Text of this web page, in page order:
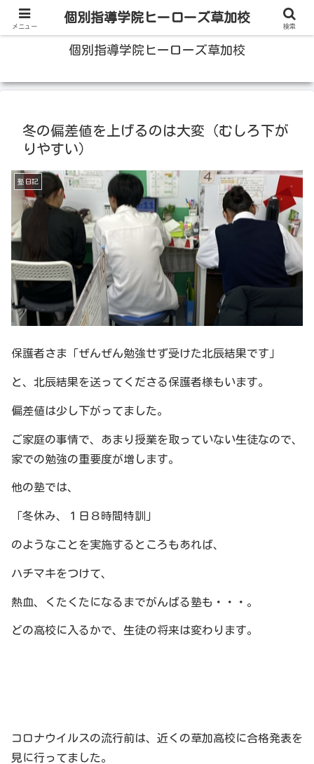
100人いたら100人の成績をあげる草加の個別指導塾
個別指導学院ヒーローズ草加校
冬の偏差値を上げるのは大変（むしろ下が
りやすい）
塾日記
保護者さま「ぜんぜん勉強せず受けた北辰結果です」
と、北辰結果を送ってくださる保護者様もいます。
偏差値は少し下がってました。
ご家庭の事情で、あまり授業を取っていない生徒なので、
家での勉強の重要度が増します。
他の塾では、
「冬休み、１日８時間特訓」
のようなことを実施するところもあれば、
ハチマキをつけて、
熱血、くたくたになるまでがんばる塾も・・・。
どの高校に入るかで、生徒の将来は変わります。
コロナウイルスの流行前は、近くの草加高校に合格発表を
見に行ってました。
メニュー
個別指導学院ヒーローズ草加校
検索